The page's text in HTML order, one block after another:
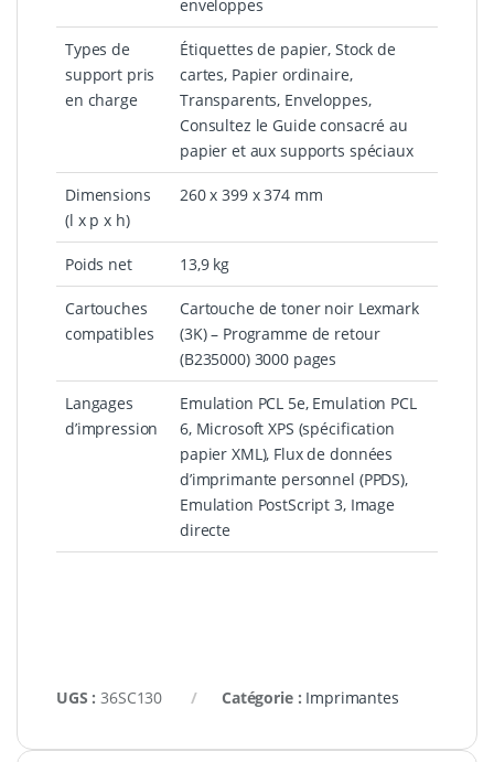
enveloppes
Types de
support pris
en charge
Étiquettes de papier, Stock de
cartes, Papier ordinaire,
Transparents, Enveloppes,
Consultez le Guide consacré au
papier et aux supports spéciaux
Dimensions
(l x p x h)
260 x 399 x 374 mm
Poids net 13,9 kg
Cartouches
compatibles
Cartouche de toner noir Lexmark
(3K) – Programme de retour
(B235000) 3000 pages
Langages
d’impression
Emulation PCL 5e, Emulation PCL
6, Microsoft XPS (spécification
papier XML), Flux de données
d’imprimante personnel (PPDS),
Emulation PostScript 3, Image
directe
UGS :36SC130 Catégorie : Imprimantes